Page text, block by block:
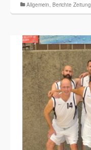
Allgemein, Berichte Zeitung